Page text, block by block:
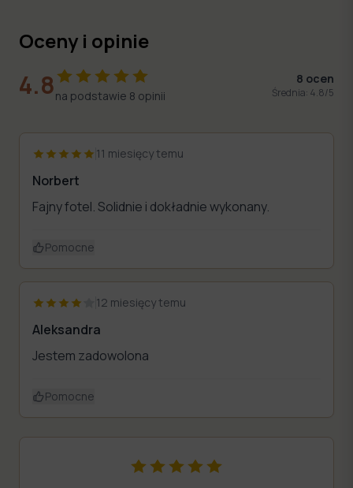
Oceny i opinie
4.8na podstawie 8 opinii
8 ocen
Średnia: 4.8/5
11 miesięcy temu
Norbert
Fajny fotel. Solidnie i dokładnie wykonany.
Pomocne
12 miesięcy temu
Aleksandra
Jestem zadowolona
Pomocne